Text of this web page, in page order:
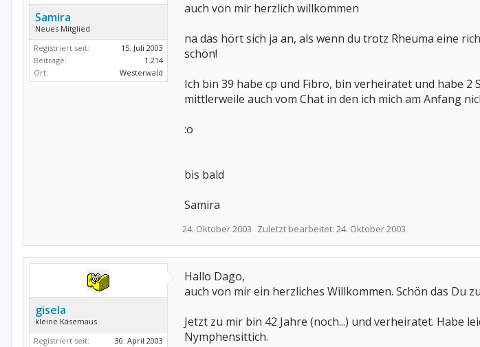
Samira
Neues Mitglied
Registriert seit:
15. Juli 2003
Beiträge:
1.214
Ort:
Westerwald
auch von mir herzlich willkommen
na das hört sich ja an, als wenn du trotz Rheuma eine
schön!
Ich bin 39 habe cp und Fibro, bin verheiratet und habe
mittlerweile auch vom Chat in den ich mich am Anfang
:o
bis bald
Samira
24. Oktober 2003 Zuletzt bearbeitet: 24. Oktober 2003
gisela
kleine Käsemaus
Registriert seit:
30. April 2003
Hallo Dago,
auch von mir ein herzliches Willkommen. Schön das Du
Jetzt zu mir bin 42 Jahre (noch...) und verheiratet. Habe
Nymphensittich.